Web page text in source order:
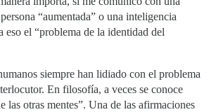
“aumentada” o una inteligencia
el “problema de la identidad del
siempre han lidiado con el problema
En filosofía, a veces se conoce
las otras mentes”. Una de las afirmaciones